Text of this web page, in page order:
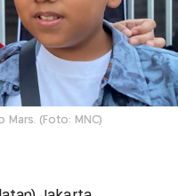
Mars. (Foto: MNC)